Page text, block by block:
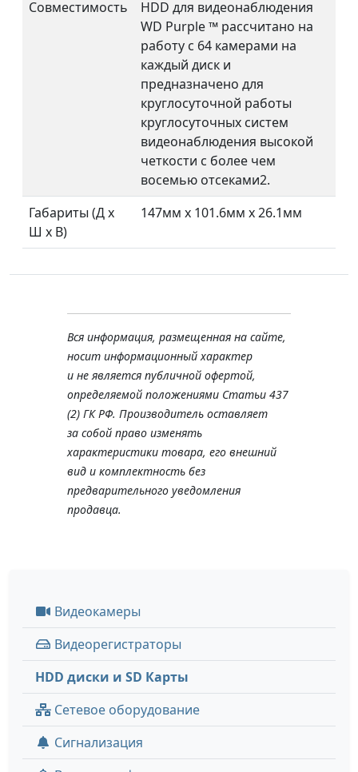
Совместимость
HDD для видеонаблюдения
WD Purple ™ рассчитано на
работу с 64 камерами на
каждый диск и
предназначено для
круглосуточной работы
круглосуточных систем
видеонаблюдения высокой
четкости с более чем
восемью отсеками2.
Габариты (Д х
Ш х В)
147мм x 101.6мм x 26.1мм
Вся информация, размещенная на сайте,
носит информационный характер
и не является публичной офертой,
определяемой положениями Статьи 437
(2) ГК РФ. Производитель оставляет
за собой право изменять
характеристики товара, его внешний
вид и комплектность без
предварительного уведомления
продавца.
Видеокамеры
Видеорегистраторы
HDD диски и SD Карты
Сетевое оборудование
Сигнализация